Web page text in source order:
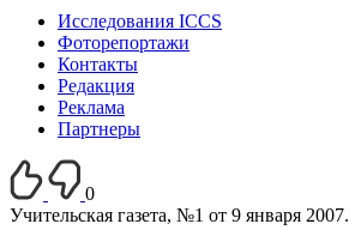
Исследования ICCS
Фоторепортажи
Контакты
Редакция
Реклама
Партнеры
0
Учительская газета, №1 от 9 января 2007.